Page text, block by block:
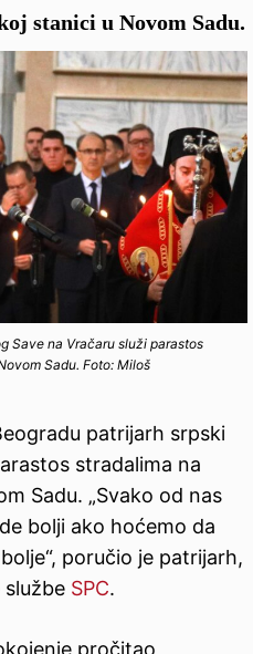
stanici u Novom Sadu.
Save na Vračaru služi parastos
Sadu. Foto: Miloš
patrijarh srpski
stradalima na
Sadu. „Svako od nas
bolji ako hoćemo da
poručio je patrijarh,
SPC.
pročitao